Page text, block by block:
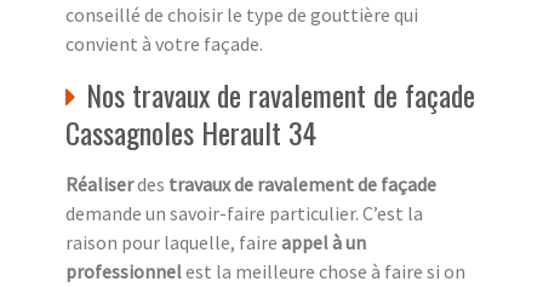
conseillé de choisir le type de gouttière qui
convient à votre façade.
Nos travaux de ravalement de façade
Cassagnoles Herault 34
Réaliserdes travaux de ravalement de façade
demande un savoir-faire particulier. C’est la
raison pour laquelle, faire appel à un
professionnelest la meilleure chose à faire si on